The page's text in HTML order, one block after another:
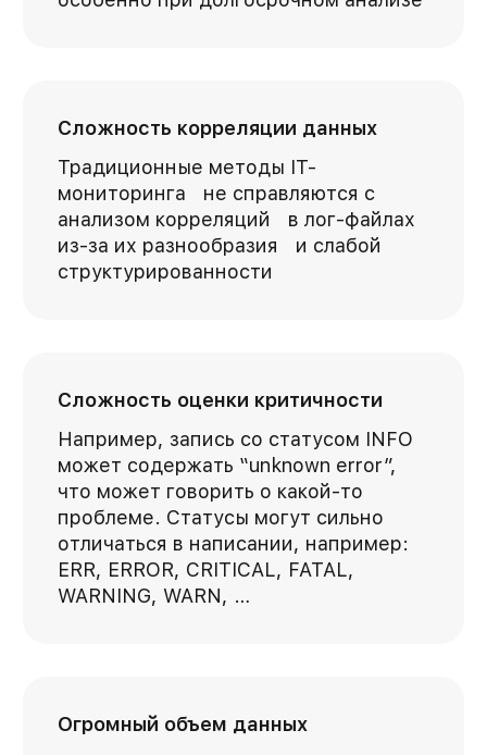
Сложность корреляции данных
Традиционные методы IT-
мониторинга не справляются с
анализом корреляций в лог-файлах
из-за их разнообразия и слабой
структурированности
Сложность оценки критичности
Например, запись со статусом INFO
может содержать “unknown error”,
что может говорить о какой-то
проблеме. Статусы могут сильно
отличаться в написании, например:
ERR, ERROR, CRITICAL, FATAL,
WARNING, WARN, …
Огромный объем данных